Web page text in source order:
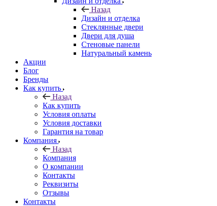
Назад
Дизайн и отделка
Стеклянные двери
Двери для душа
Стеновые панели
Натуральный камень
Акции
Блог
Бренды
Как купить
Назад
Как купить
Условия оплаты
Условия доставки
Гарантия на товар
Компания
Назад
Компания
О компании
Контакты
Реквизиты
Отзывы
Контакты